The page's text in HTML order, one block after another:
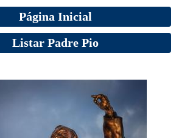
Página Inicial
Listar Padre Pio